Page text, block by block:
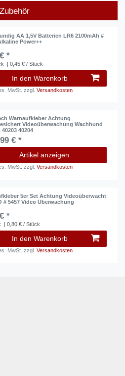
Zubehör
AA 1,5V Batterien LR6 2100mAh #
Power++
*
| 0,45 € / Stück
In den Warenkorb
MwSt. zzgl.Versandkosten
Warnaufkleber Achtung
Videoüberwachung Wachhund
40203 40204
€ *
Artikel anzeigen
MwSt. zzgl.Versandkosten
5er Set Achtung Videoüberwacht
# 5457 Video Überwachung
*
| 0,80 € / Stück
In den Warenkorb
MwSt. zzgl.Versandkosten